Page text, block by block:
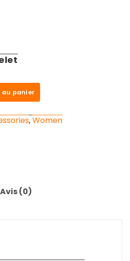
panier
,Women
Avis (0)